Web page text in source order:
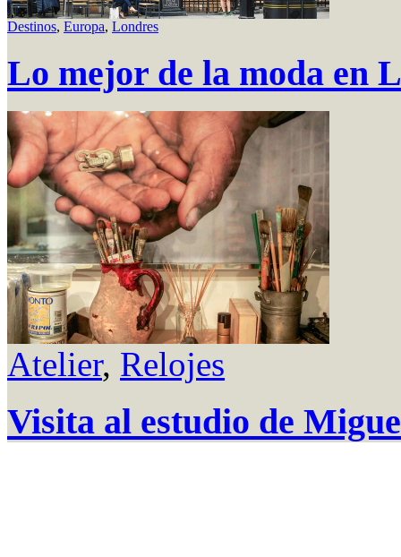
Destinos, Europa, Londres
Lo mejor de la moda en
Atelier, Relojes
Visita al estudio de